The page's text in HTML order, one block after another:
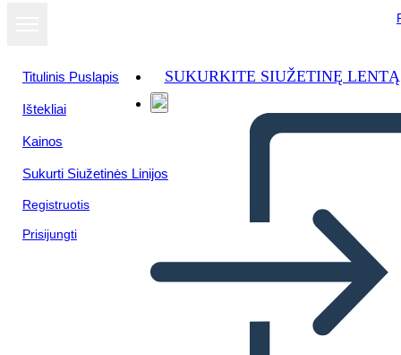
Titulinis Puslapis
Ištekliai
Kainos
Sukurti Siužetinės Linijos
Registruotis
Prisijungti
SUKURKITE SIUŽETINĘ LENTĄ